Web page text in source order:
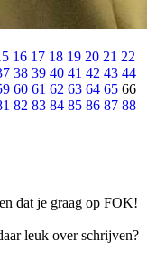
16 17 18 19 20 21 22
38 39 40 41 42 43 44
60 61 62 63 64 65 66
82 83 84 85 86 87 88
dat je graag op FOK!
leuk over schrijven?